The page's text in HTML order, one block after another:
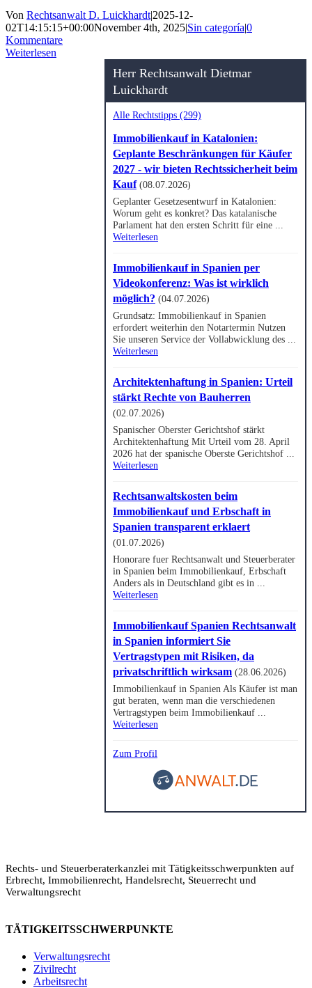
Von Rechtsanwalt D. Luickhardt|2025-12-
02T14:15:15+00:00November 4th, 2025|Sin categoría|0
Kommentare
Weiterlesen
Herr Rechtsanwalt Dietmar
Luickhardt
Alle Rechtstipps (299)
Immobilienkauf in Katalonien:
Geplante Beschränkungen für Käufer
2027 - wir bieten Rechtssicherheit beim
Kauf (08.07.2026)
Geplanter Gesetzesentwurf in Katalonien:
Worum geht es konkret? Das katalanische
Parlament hat den ersten Schritt für eine ...
Weiterlesen
Immobilienkauf in Spanien per
Videokonferenz: Was ist wirklich
möglich? (04.07.2026)
Grundsatz: Immobilienkauf in Spanien
erfordert weiterhin den Notartermin Nutzen
Sie unseren Service der Vollabwicklung des ...
Weiterlesen
Architektenhaftung in Spanien: Urteil
stärkt Rechte von Bauherren
(02.07.2026)
Spanischer Oberster Gerichtshof stärkt
Architektenhaftung Mit Urteil vom 28. April
2026 hat der spanische Oberste Gerichtshof ...
Weiterlesen
Rechtsanwaltskosten beim
Immobilienkauf und Erbschaft in
Spanien transparent erklaert
(01.07.2026)
Honorare fuer Rechtsanwalt und Steuerberater
in Spanien beim Immobilienkauf, Erbschaft
Anders als in Deutschland gibt es in ...
Weiterlesen
Immobilienkauf Spanien Rechtsanwalt
in Spanien informiert Sie
Vertragstypen mit Risiken, da
privatschriftlich wirksam (28.06.2026)
Immobilienkauf in Spanien Als Käufer ist man
gut beraten, wenn man die verschiedenen
Vertragstypen beim Immobilienkauf ...
Weiterlesen
Zum Profil
Rechts- und Steuerberaterkanzlei mit Tätigkeitsschwerpunkten auf
Erbrecht, Immobilienrecht, Handelsrecht, Steuerrecht und
Verwaltungsrecht
TÄTIGKEITSSCHWERPUNKTE
Verwaltungsrecht
Zivilrecht
ArbeitsrechtLegalium | Recht und Steuern Spanien